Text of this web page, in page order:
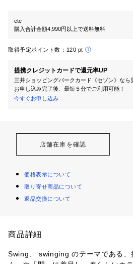
ete
購入合計金額4,990円以上で送料無料
取得予定ポイント数： 120 pt
提携クレジットカードで還元率UP
三井ショッピングパークカード《セゾン》なら
お申し込み完了後、最短５分でご利用可能！
今すぐお申し込み
店舗在庫を確認
価格表示について
取り寄せ商品について
返品交換について
商品詳細
Swing、 swinging のテーマである、